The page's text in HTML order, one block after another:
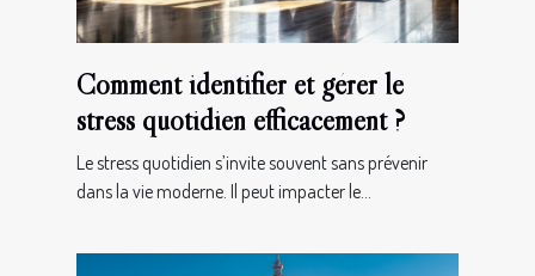
Comment identifier et gérer le
stress quotidien efficacement ?
Le stress quotidien s’invite souvent sans prévenir
dans la vie moderne. Il peut impacter le...